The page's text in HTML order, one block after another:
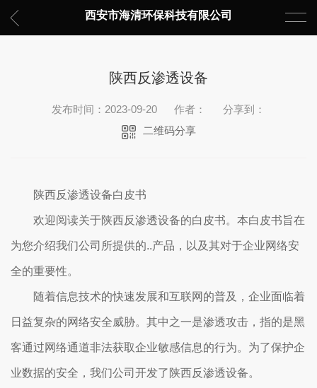
西安市海清环保科技有限公司
陕西反渗透设备
发布时间：2023-09-20 作者：
分享到：
二维码分享
陕西反渗透设备白皮书
欢迎阅读关于陕西反渗透设备的白皮书。本白皮书旨在
为您介绍我们公司所提供的..产品，以及其对于企业网络安
全的重要性。
随着信息技术的快速发展和互联网的普及，企业面临着
日益复杂的网络安全威胁。其中之一是渗透攻击，指的是黑
客通过网络通道非法获取企业敏感信息的行为。为了保护企
业数据的安全，我们公司开发了陕西反渗透设备。